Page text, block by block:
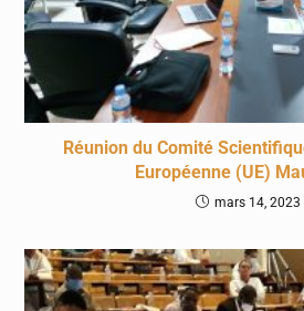
Réunion du Comité
Européenne (UE)
mars 14, 2023